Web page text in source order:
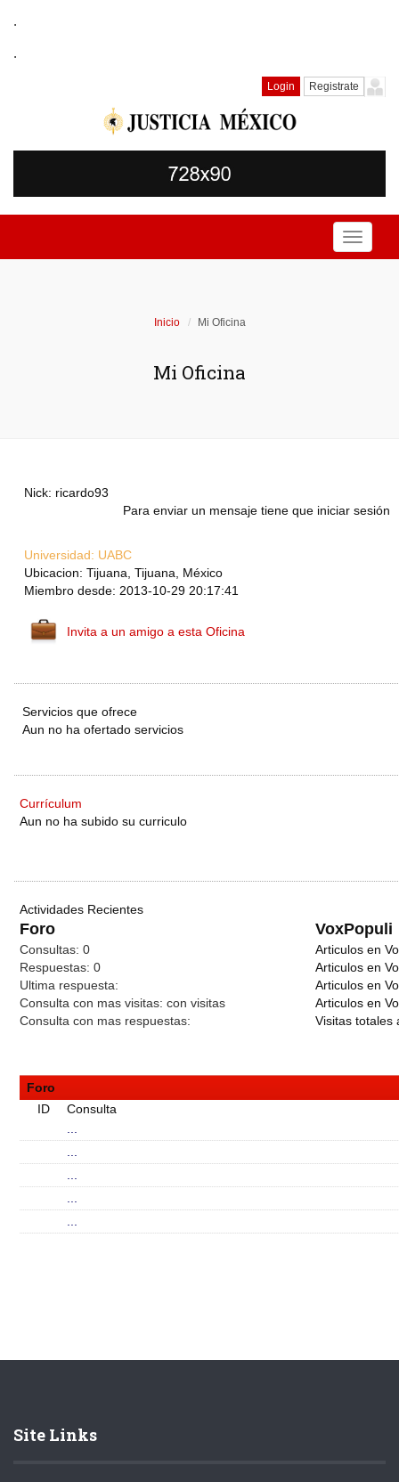
.
.
Login Registrate
Toggle
Inicio Mi Oficina
Mi Oficina
Nick: ricardo93
Para enviar un mensaje tiene que iniciar sesión
Universidad: UABC
Ubicacion: Tijuana, Tijuana, México
Miembro desde: 2013-10-29 20:17:41
Invita a un amigo a esta Oficina
Servicios que ofrece
Aun no ha ofertado servicios
Currículum
Aun no ha subido su curriculo
Actividades Recientes
Foro VoxPopuli
Consultas: 0
Respuestas: 0
Ultima respuesta:
Consulta con mas visitas: con visitas
Consulta con mas respuestas:
Articulos en
Articulos en
Articulos en
Articulos en
Visitas totales
Foro
ID
Consulta
Site Links